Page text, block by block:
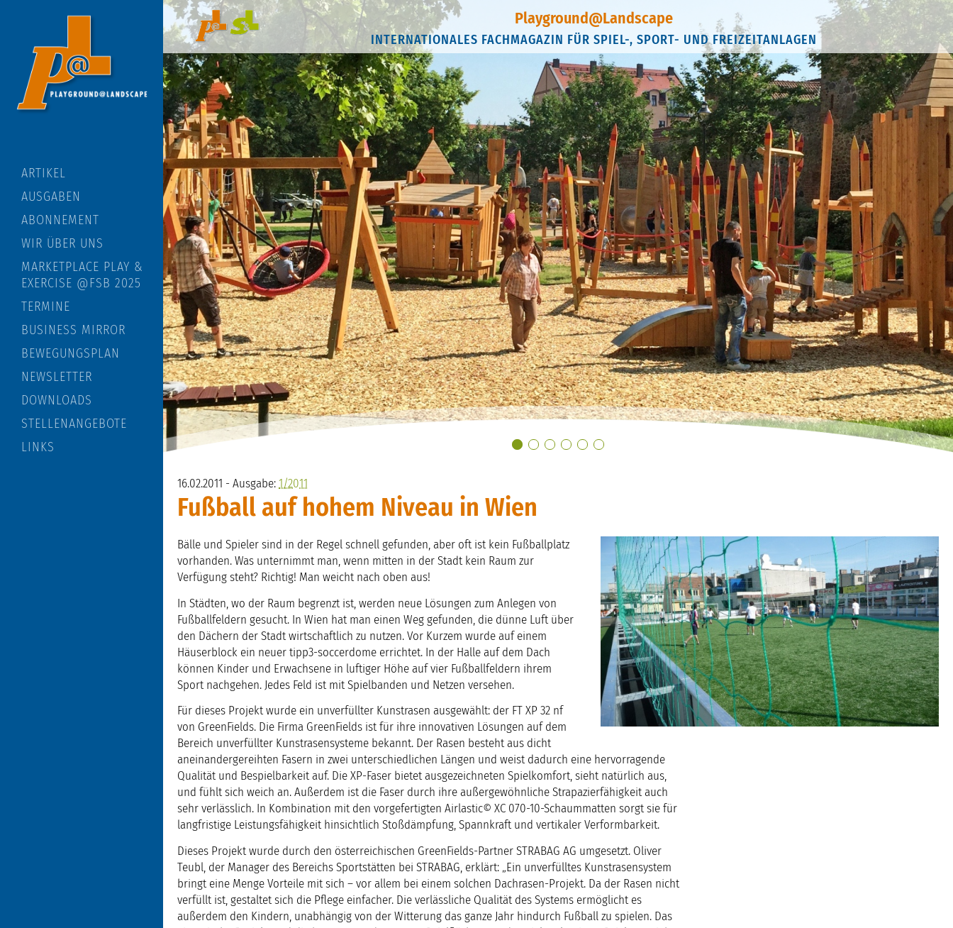
ARTIKEL
AUSGABEN
ABONNEMENT
WIR ÜBER UNS
MARKETPLACE PLAY &
EXERCISE @FSB 2025
TERMINE
BUSINESS MIRROR
BEWEGUNGSPLAN
NEWSLETTER
DOWNLOADS
STELLENANGEBOTE
LINKS
Playground@Landscape
INTERNATIONALES FACHMAGAZIN FÜR SPIEL-, SPORT- UND FREIZEITANLAGEN
16.02.2011 - Ausgabe:1/2011
Fußball auf hohem Niveau in Wien
Bälle und Spieler sind in der Regel schnell gefunden, aber oft ist kein Fußballplatz
vorhanden. Was unternimmt man, wenn mitten in der Stadt kein Raum zur
Verfügung steht? Richtig! Man weicht nach oben aus!
In Städten, wo der Raum begrenzt ist, werden neue Lösungen zum Anlegen von
Fußballfeldern gesucht. In Wien hat man einen Weg gefunden, die dünne Luft über
den Dächern der Stadt wirtschaftlich zu nutzen. Vor Kurzem wurde auf einem
Häuserblock ein neuer tipp3-soccerdome errichtet. In der Halle auf dem Dach
können Kinder und Erwachsene in luftiger Höhe auf vier Fußballfeldern ihrem
Sport nachgehen. Jedes Feld ist mit Spielbanden und Netzen versehen.
Für dieses Projekt wurde ein unverfüllter Kunstrasen ausgewählt: der FT XP 32 nf
von GreenFields. Die Firma GreenFields ist für ihre innovativen Lösungen auf dem
Bereich unverfüllter Kunstrasensysteme bekannt. Der Rasen besteht aus dicht
aneinandergereihten Fasern in zwei unterschiedlichen Längen und weist dadurch eine hervorragende
Qualität und Bespielbarkeit auf. Die XP-Faser bietet ausgezeichneten Spielkomfort, sieht natürlich aus,
und fühlt sich weich an. Außerdem ist die Faser durch ihre außergewöhnliche Strapazierfähigkeit auch
sehr verlässlich. In Kombination mit den vorgefertigten Airlastic© XC 070-10-Schaummatten sorgt sie für
langfristige Leistungsfähigkeit hinsichtlich Stoßdämpfung, Spannkraft und vertikaler Verformbarkeit.
Dieses Projekt wurde durch den österreichischen GreenFields-Partner STRABAG AG umgesetzt. Oliver
Teubl, der Manager des Bereichs Sportstätten bei STRABAG, erklärt: „Ein unverfülltes Kunstrasensystem
bringt eine Menge Vorteile mit sich – vor allem bei einem solchen Dachrasen-Projekt. Da der Rasen nicht
verfüllt ist, gestaltet sich die Pflege einfacher. Die verlässliche Qualität des Systems ermöglicht es
außerdem den Kindern, unabhängig von der Witterung das ganze Jahr hindurch Fußball zu spielen. Das